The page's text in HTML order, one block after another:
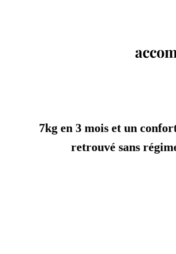
7kg en 3 mois et un
retrouvé sans